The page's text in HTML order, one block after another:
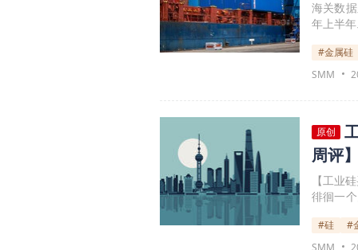
海关数
年上半
求增加
吨增幅
#金属硅
SMM
原创
周评
【工业
徘徊一
偏低水
北方产
#硅
#
SMM